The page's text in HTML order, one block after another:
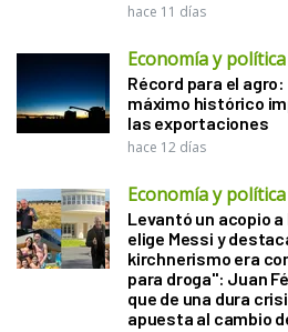
hace 11 días
Economía y política
Récord para el
máximo histórico
las exportaciones
hace 12 días
Economía y política
Levantó un acopio a
elige Messi y
kirchnerismo era
para droga": Juan
que de una dura
apuesta al cambio